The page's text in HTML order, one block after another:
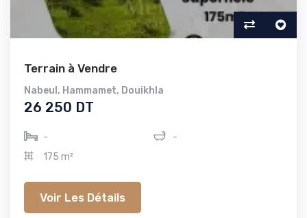
Terrain à Vendre
Nabeul , Hammamet, Douikhla
26 250 DT
-
-
175 m²
Voir Les Détails